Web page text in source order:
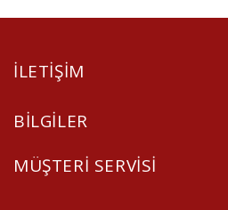
ILETIŞIM
BILGILER
MÜŞTERI SERVISI